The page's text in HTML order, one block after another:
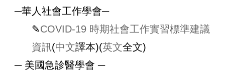
─華人社會工作學會─
✎COVID-19 時期社會工作實習標準建議
資訊(中文譯本)(英文全文)
─ 美國急診醫學會 ─